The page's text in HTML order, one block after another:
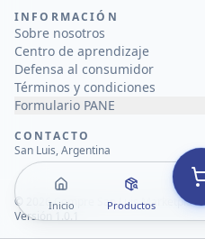
Inicio Productos
INFORMACIÓN
Sobre nosotros
Centro de aprendizaje
Defensa al consumidor
Términos y condiciones
Formulario PANE
CONTACTO
San Luis, Argentina
© 2026Compre San Luis Marketplace
Versión 1.0.1